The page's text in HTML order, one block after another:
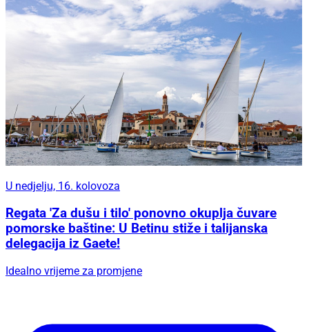
U nedjelju, 16. kolovoza
Regata 'Za dušu i tilo' ponovno okuplja čuvare
pomorske baštine: U Betinu stiže i talijanska
delegacija iz Gaete!
Idealno vrijeme za promjene